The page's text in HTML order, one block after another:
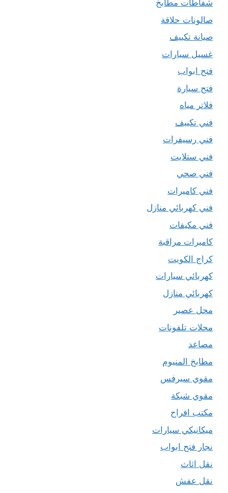
شفاطات مطابخ
صالونات حلاقة
صيانة تكييف
غسيل سيارات
فتح ابواب
فتح سيارة
فلاتر مياه
فني تكييف
فني رسيفرات
فني ستلايت
فني صحي
فني كاميرات
فني كهربائي منازل
فني مكيفات
كاميرات مراقبة
كراج الكويت
كهربائي سيارات
كهربائي منازل
محل عصير
محلات تلفونات
مصاعد
مطابخ المنيوم
مقوي سيرفس
مقوي شبكة
مكتب افراح
ميكانيكي سيارات
نجار فتح ابواب
نقل اثاث
نقل عفش